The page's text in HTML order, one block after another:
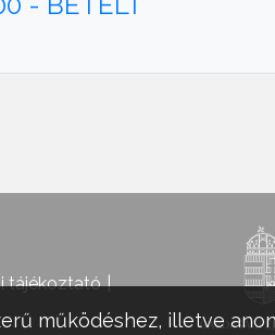
tájékoztató
működéshez, illetve